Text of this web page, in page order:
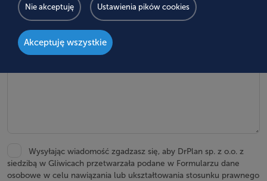
Wysyłając wiadomość zgadzasz się, aby DrPlan sp. z o.o. z
siedzibą w Gliwicach przetwarzała podane w Formularzu dane
osobowe w celu nawiązania lub ukształtowania stosunku prawnego
Nie akceptuję Ustawienia pików cookies
Akceptuję wszystkie